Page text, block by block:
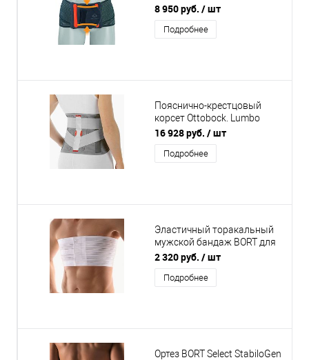
полужесткий
8 950 руб. / шт
Подробнее
Пояснично-крестцовый
корсет Ottobock. Lumbo
Direxa Women 50R51
16 928 руб. / шт
Подробнее
Эластичный торакальный
мужской бандаж BORT для
циркулярной стабилизации
торакса
2 320 руб. / шт
Подробнее
Ортез BORT Select StabiloGen